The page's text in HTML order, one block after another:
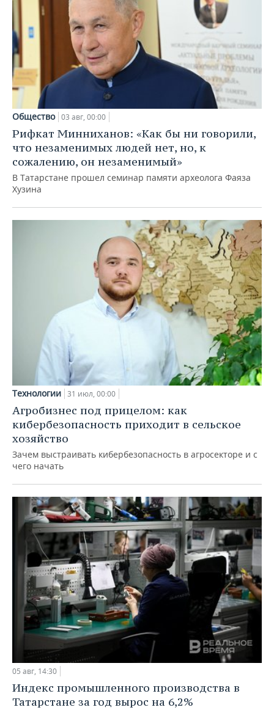
Общество 03 авг, 00:00
Рифкат Минниханов: «Как бы ни говорили,
что незаменимых людей нет, но, к
сожалению, он незаменимый»
В Татарстане прошел семинар памяти археолога Фаяза
Хузина
Технологии 31 июл, 00:00
Агробизнес под прицелом: как
кибербезопасность приходит в сельское
хозяйство
Зачем выстраивать кибербезопасность в агросекторе и с
чего начать
05 авг, 14:30
Индекс промышленного производства в
Татарстане за год вырос на 6,2%